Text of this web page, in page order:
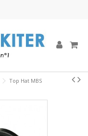
Top Hat MBS